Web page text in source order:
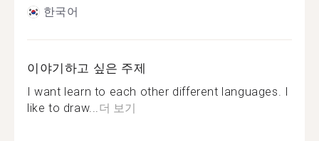
한국어
이야기하고 싶은 주제
I want learn to each other different languages. I
like to draw...더 보기